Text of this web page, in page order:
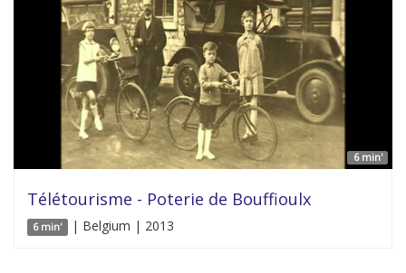
6 min'
Télétourisme - Poterie de Bouffioulx
6 min' | Belgium | 2013